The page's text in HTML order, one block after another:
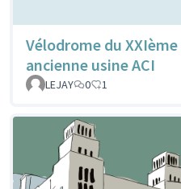
Vélodrome du XXIème
ancienne usine ACI
LEJAY
0 1